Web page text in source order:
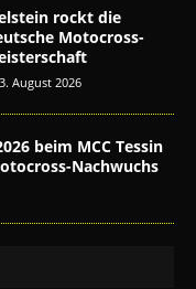
rockt die
Motocross-
3. August 2026
beim MCC Tessin
Nachwuchs